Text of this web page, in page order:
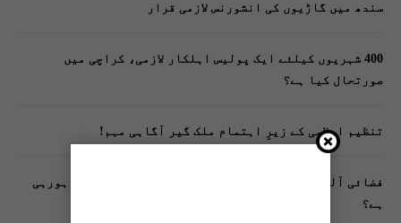
سندھ میں گاڑیوں کی انشورنس لازمی قرار
400 شہریوں کیلئے ایک پولیس اہلکار لازمی، کراچی میں
صورتحال کیا ہے؟
تنظیم اسلامی کے زیرِ اہتمام ملک گیر آگاہی مہم!
فضائی آلودگی انسانی دماغ کیلیے کیسے خطرناک ثابت ہورہی
ہے؟